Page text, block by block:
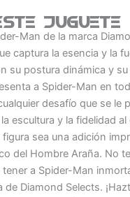
juguete
Man de la marca
captura la esencia y la
su postura dinámica y
a Spider-Man en
desafío que se le
escultura y la fidelidad
sea una adición
del Hombre Araña. No
a Spider-Man
de Diamond Selects.